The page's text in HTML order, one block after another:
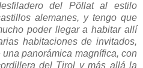
del Pöllat al estilo
alemanes, y tengo que
poder llegar a habitar allí
habitaciones de invitados,
panorámica magnífica, con
del Tirol y más allá la